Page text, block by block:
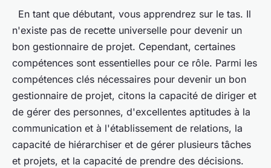
En tant que débutant, vous apprendrez sur le tas. Il
n'existe pas de recette universelle pour devenir un
bon gestionnaire de projet. Cependant, certaines
compétences sont essentielles pour ce rôle. Parmi les
compétences clés nécessaires pour devenir un bon
gestionnaire de projet, citons la capacité de diriger et
de gérer des personnes, d'excellentes aptitudes à la
communication et à l'établissement de relations, la
capacité de hiérarchiser et de gérer plusieurs tâches
et projets, et la capacité de prendre des décisions.